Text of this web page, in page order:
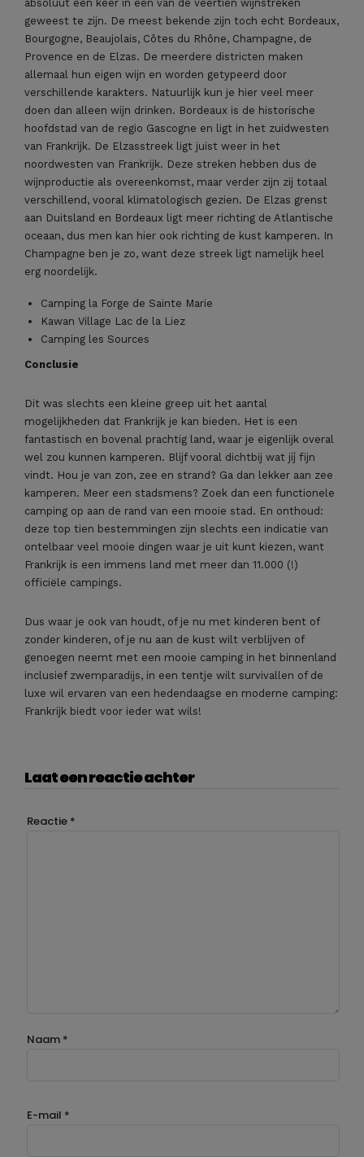
absoluut een keer in één van de veertien wijnstreken
geweest te zijn. De meest bekende zijn toch echt Bordeaux,
Bourgogne, Beaujolais, Côtes du Rhône, Champagne, de
Provence en de Elzas. De meerdere districten maken
allemaal hun eigen wijn en worden getypeerd door
verschillende karakters. Natuurlijk kun je hier veel meer
doen dan alleen wijn drinken. Bordeaux is de historische
hoofdstad van de regio Gascogne en ligt in het zuidwesten
van Frankrijk. De Elzasstreek ligt juist weer in het
noordwesten van Frankrijk. Deze streken hebben dus de
wijnproductie als overeenkomst, maar verder zijn zij totaal
verschillend, vooral klimatologisch gezien. De Elzas grenst
aan Duitsland en Bordeaux ligt meer richting de Atlantische
oceaan, dus men kan hier ook richting de kust kamperen. In
Champagne ben je zo, want deze streek ligt namelijk heel
erg noordelijk.
Camping la Forge de Sainte Marie
Kawan Village Lac de la Liez
Camping les Sources
Conclusie
Dit was slechts een kleine greep uit het aantal
mogelijkheden dat Frankrijk je kan bieden. Het is een
fantastisch en bovenal prachtig land, waar je eigenlijk overal
wel zou kunnen kamperen. Blijf vooral dichtbij wat jíj fijn
vindt. Hou je van zon, zee en strand? Ga dan lekker aan zee
kamperen. Meer een stadsmens? Zoek dan een functionele
camping op aan de rand van een mooie stad. En onthoud:
deze top tien bestemmingen zijn slechts een indicatie van
ontelbaar veel mooie dingen waar je uit kunt kiezen, want
Frankrijk is een immens land met meer dan 11.000 (!)
officiële campings.
Dus waar je ook van houdt, of je nu met kinderen bent of
zonder kinderen, of je nu aan de kust wilt verblijven of
genoegen neemt met een mooie camping in het binnenland
inclusief zwemparadijs, in een tentje wilt survivallen of de
luxe wil ervaren van een hedendaagse en moderne camping:
Frankrijk biedt voor ieder wat wils!
Laat een reactie achter
Reactie *
Naam *
E-mail *